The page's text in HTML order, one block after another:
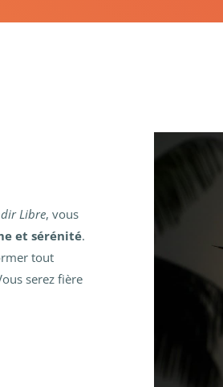
Libre, vous
et sérénité.
tout
serez fière